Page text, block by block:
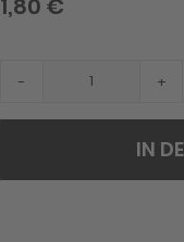
1,80 €
- +
IN